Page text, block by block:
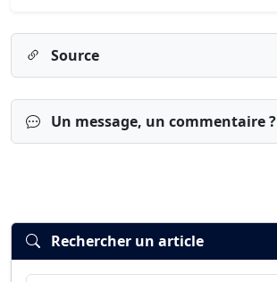
Source
Un message, un commentaire ?
Rechercher un article